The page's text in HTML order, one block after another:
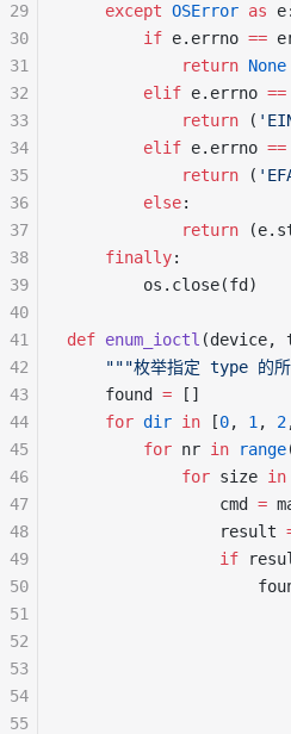
    except
OSError as e:
        if
e.errno ==
            return
None
        elif
e.errno ==
            return
(
        elif
e.errno ==
            return
(
        else
:
            return
    finally
:
        os.close(fd)
def enum_ioctl (device,
"""枚举指定 type 的
    found
= []
    for
dir in [0, 1 , 2
        for
nr in range
            for
size in
                cmd
=
                result
                if
29
30
31
32
33
34
35
36
37
38
39
40
41
42
43
44
45
46
47
48
49
50
51
52
53
54
55